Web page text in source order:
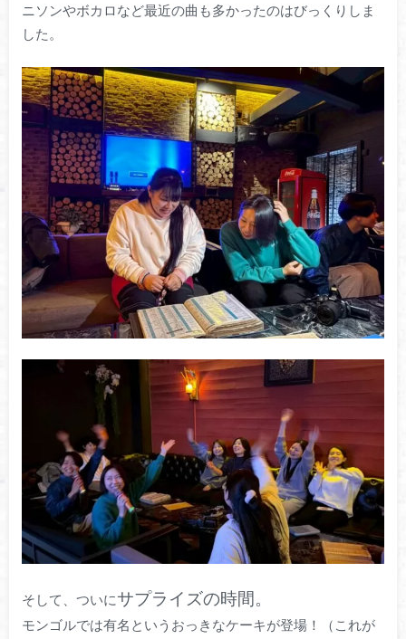
ニソンやボカロなど最近の曲も多かったのはびっくりしま
した。
そして、ついにサプライズの時間。
モンゴルでは有名というおっきなケーキが登場！（これが